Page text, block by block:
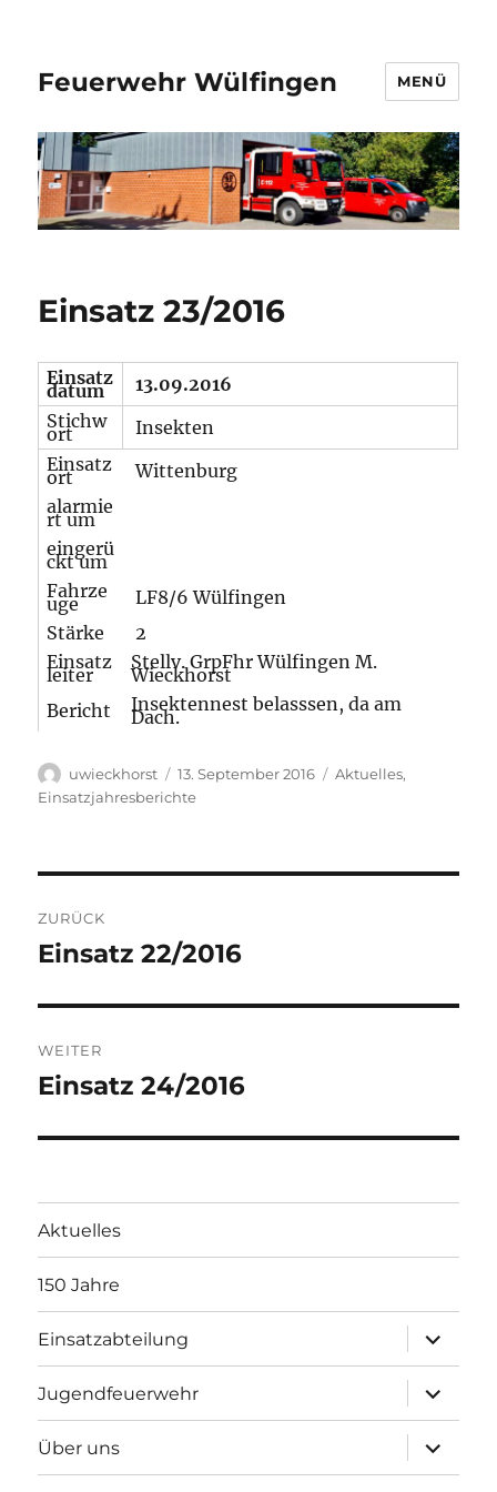
Feuerwehr Wülfingen MENÜ
Einsatz 23/2016
Einsatz
datum
13.09.2016
Stichw
ort
Insekten
Einsatz
ort
Wittenburg
alarmie
rt um
eingerü
ckt um
Fahrze
uge
LF8/6 Wülfingen
Stärke
2
Einsatz
leiter
Stellv. GrpFhr Wülfingen M.
Wieckhorst
Bericht
Insektennest belasssen, da am
Dach.
Autor
uwieckhorst
Veröffentlicht
am
13. September 2016 Kategorien
Aktuelles,
Einsatzjahresberichte
ZURÜCK
Vorheriger
Einsatz 22/2016
WEITER
Nächster
Einsatz 24/2016
Aktuelles
150 Jahre
Einsatzabteilung
öffnen
Jugendfeuerwehr
öffnen
Über uns
öffnen